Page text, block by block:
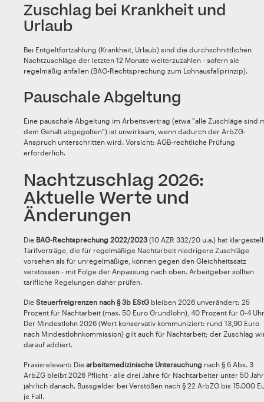
Zuschlag bei Krankheit und
Urlaub
Bei Entgeltfortzahlung (Krankheit, Urlaub) sind die durchschnittlichen
Nachtzuschläge der letzten 12 Monate weiterzuzahlen - sofern sie
regelmäßig anfallen (BAG-Rechtsprechung zum Lohnausfallprinzip).
Pauschale Abgeltung
Eine pauschale Abgeltung im Arbeitsvertrag (etwa "alle Zuschläge sind
dem Gehalt abgegolten") ist unwirksam, wenn dadurch der ArbZG-
Anspruch unterschritten wird. Vorsicht: AGB-rechtliche Prüfung
erforderlich.
Nachtzuschlag 2026:
Aktuelle Werte und
Änderungen
Die BAG-Rechtsprechung 2022/2023 (10 AZR 332/20 u.a.) hat
Tarifverträge, die für regelmäßige Nachtarbeit niedrigere Zuschläge
vorsehen als für unregelmäßige, können gegen den Gleichheitssatz
verstossen - mit Folge der Anpassung nach oben. Arbeitgeber sollten
tarifliche Regelungen daher prüfen.
Die Steuerfreigrenzen nach § 3b EStG bleiben 2026 unverändert: 25
Prozent für Nachtarbeit (max. 50 Euro Grundlohn), 40 Prozent für 0-4
Der Mindestlohn 2026 (Wert konservativ kommuniziert: rund 13,90 Euro
nach Mindestlohnkommission) gilt auch für Nachtarbeit; der Zuschlag
darauf addiert.
Praxisrelevant: Die arbeitsmedizinische Untersuchung nach § 6 Abs. 3
ArbZG bleibt 2026 Pflicht - alle drei Jahre für Nachtarbeiter unter 50
jährlich danach. Bussgelder bei Verstößen nach § 22 ArbZG bis 15.000
je Fall.